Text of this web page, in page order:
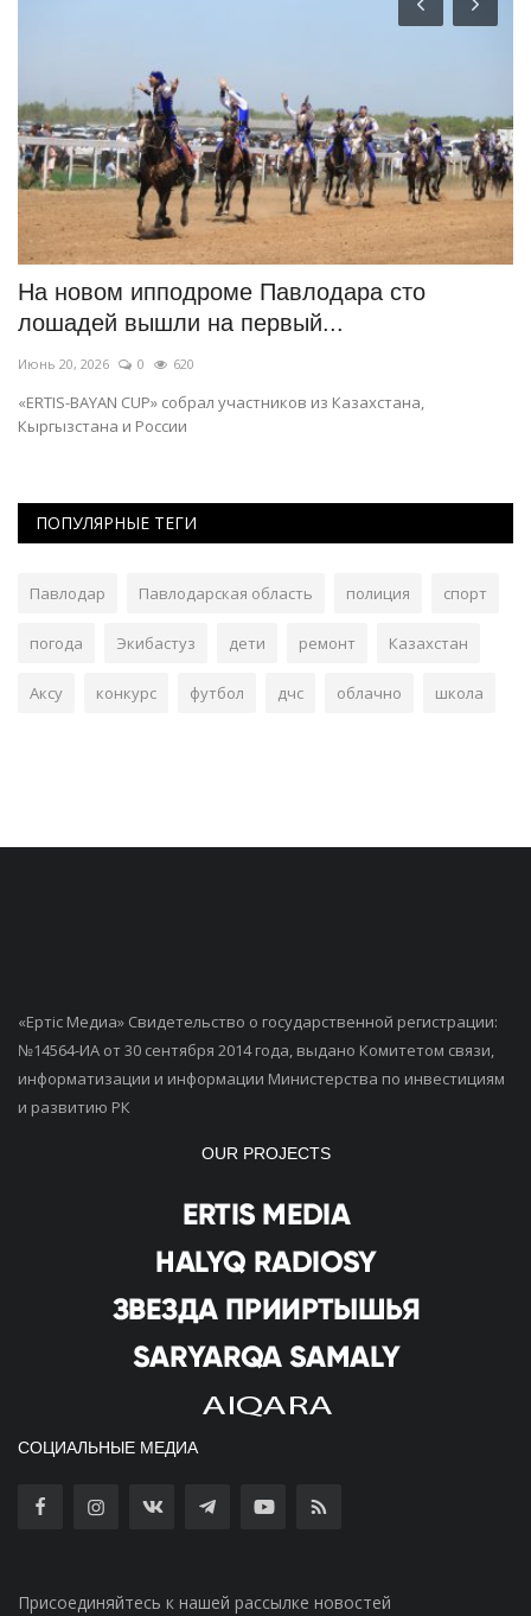
На новом ипподроме Павлодара сто
лошадей вышли на первый...
Июнь 20, 2026 0 620
«ERTIS-BAYAN CUP» собрал участников из Казахстана,
Кыргызстана и России
ПОПУЛЯРНЫЕ ТЕГИ
Павлодар Павлодарская область полиция спорт
погода Экибастуз дети ремонт Казахстан
Аксу конкурс футбол дчс облачно школа
«Ертiс Медиа» Свидетельство о государственной регистрации:
№14564-ИА от 30 сентября 2014 года, выдано Комитетом связи,
информатизации и информации Министерства по инвестициям
и развитию РК
OUR PROJECTS
СОЦИАЛЬНЫЕ МЕДИА
Присоединяйтесь к нашей рассылке новостей